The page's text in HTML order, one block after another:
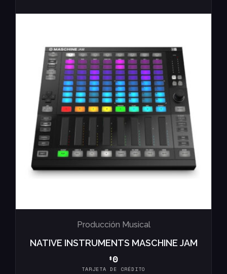
Producción Musical
NATIVE INSTRUMENTS MASCHINE JAM
$0
TARJETA DE CRÉDITO